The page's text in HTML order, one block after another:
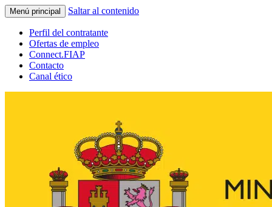
Menú principal Saltar al contenido
Perfil del contratante
Ofertas de empleo
Connect.FIAP
Contacto
Canal ético